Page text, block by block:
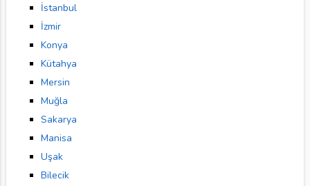
İstanbul
İzmir
Konya
Kütahya
Mersin
Muğla
Sakarya
Manisa
Uşak
Bilecik